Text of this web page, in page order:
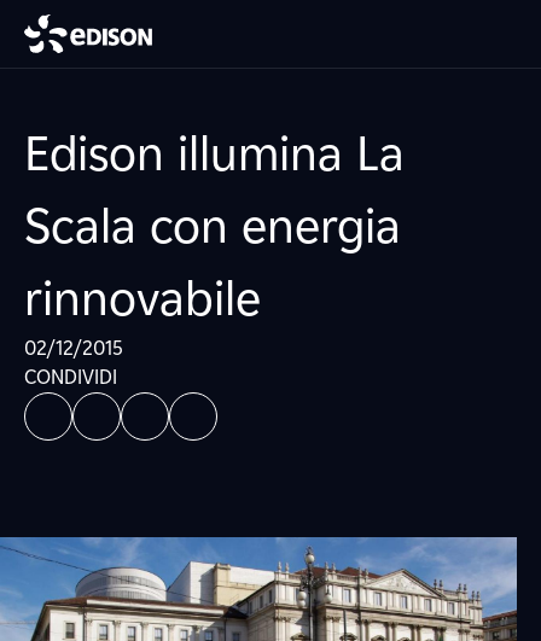
Edison illumina La
Scala con energia
rinnovabile
02/12/2015
CONDIVIDI